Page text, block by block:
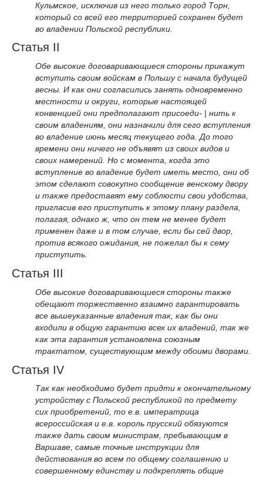
Кульмское, исключив из него только город Торн,
который со всей его территорией сохранен будет
во владении Польской республики.
Статья II
Обе высокие договаривающиеся стороны прикажут
вступить своим войскам в Польшу с начала будущей
весны. И как они согласились занять одновременно
местности и округи, которые настоящей
конвенцией они предполагают присоеди- | нить к
своим владениям, они назначили для сего вступления
во владение июнь месяц текущего года. До того
времени они ничего не объявят из своих видов и
своих намерений. Но с момента, когда это
вступление во владение будет иметь место, они об
этом сделают совокупно сообщение венскому двору
и также предоставят ему соблюсти свои удобства,
пригласив его приступить к этому плану раздела,
полагая, однако ж, что он тем не менее будет
применен даже и в том случае, если бы сей двор,
против всякого ожидания, не пожелал бы к сему
приступить.
Статья III
Обе высокие договаривающиеся стороны также
обещают торжественно взаимно гарантировать
все вышеуказанные владения так, как бы они
входили в общую гарантию всех их владений, так же
как эта гарантия установлена союзным
трактатом, существующим между обоими дворами.
Статья IV
Так как необходимо будет придти к окончательному
устройству с Польской республикой по предмету
сих приобретений, то е.в. императрица
всероссийская и е.в. король прусский обязуются
также дать своим министрам, пребывающим в
Варшаве, самые точные инструкции для
действования во всем по общему соглашению и
совершенному единству и подкреплять общие